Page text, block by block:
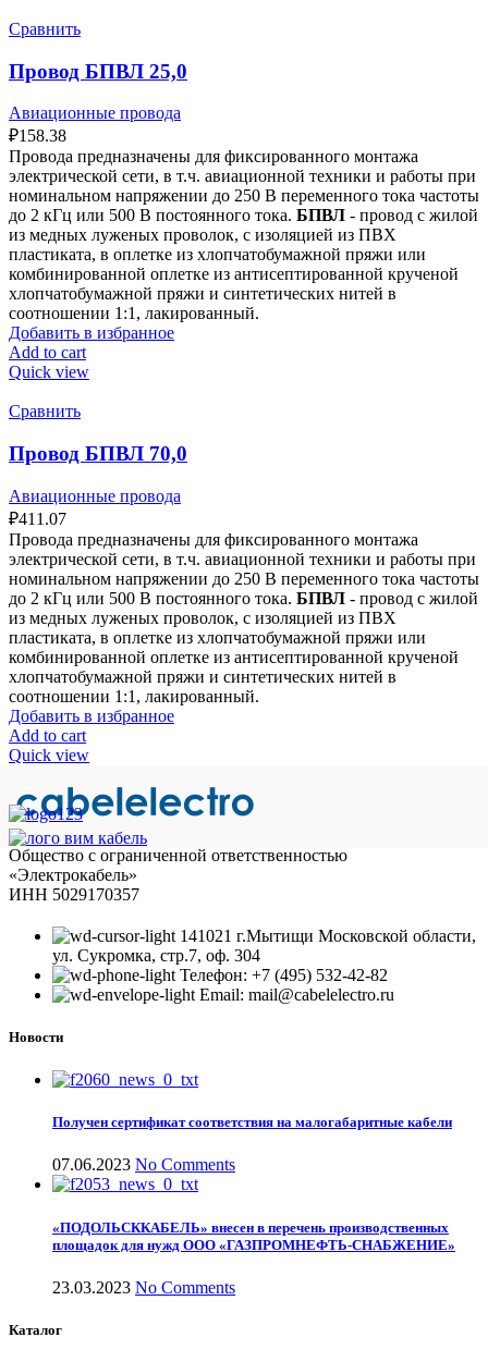
Сравнить
Провод БПВЛ 25,0
Авиационные провода
₽158.38
Провода предназначены для фиксированного монтажа
электрической сети, в т.ч. авиационной техники и работы при
номинальном напряжении до 250 В переменного тока частоты
до 2 кГц или 500 В постоянного тока. БПВЛ - провод с жилой
из медных луженых проволок, с изоляцией из ПВХ
пластиката, в оплетке из хлопчатобумажной пряжи или
комбинированной оплетке из антисептированной крученой
хлопчатобумажной пряжи и синтетических нитей в
соотношении 1:1, лакированный.
Добавить в избранное
Add to cart
Quick view
Сравнить
Провод БПВЛ 70,0
Авиационные провода
₽411.07
Провода предназначены для фиксированного монтажа
электрической сети, в т.ч. авиационной техники и работы при
номинальном напряжении до 250 В переменного тока частоты
до 2 кГц или 500 В постоянного тока. БПВЛ - провод с жилой
из медных луженых проволок, с изоляцией из ПВХ
пластиката, в оплетке из хлопчатобумажной пряжи или
комбинированной оплетке из антисептированной крученой
хлопчатобумажной пряжи и синтетических нитей в
соотношении 1:1, лакированный.
Добавить в избранное
Add to cart
Quick view
Общество с ограниченной ответственностью
«Электрокабель»
ИНН 5029170357
141021 г.Мытищи Московской области,
ул. Сукромка, стр.7, оф. 304
Телефон: +7 (495) 532-42-82
Email: mail@cabelelectro.ru
Новости
Получен сертификат соответствия на малогабаритные кабели
07.06.2023 No Comments
«ПОДОЛЬСККАБЕЛЬ» внесен в перечень производственных
площадок для нужд ООО «ГАЗПРОМНЕФТЬ-СНАБЖЕНИЕ»
23.03.2023 No Comments
Каталог